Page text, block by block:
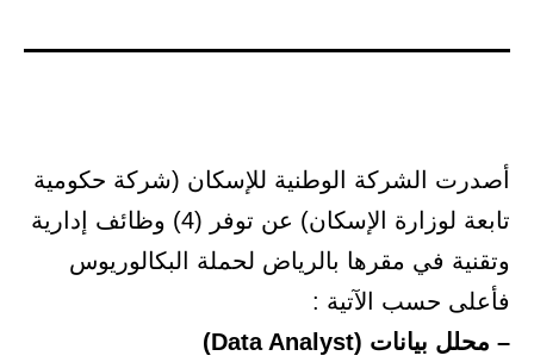
أصدرت الشركة الوطنية للإسكان (شركة حكومية
تابعة لوزارة الإسكان) عن توفر (4) وظائف إدارية
وتقنية في مقرها بالرياض لحملة البكالوريوس
فأعلى حسب الآتية :
– محلل بيانات (Data Analyst)